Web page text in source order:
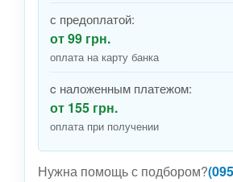
с предоплатой:
от 99 грн.
оплата на карту банка
c наложенным платежом:
от 155 грн.
оплата при получении
Нужна помощь с подбором?